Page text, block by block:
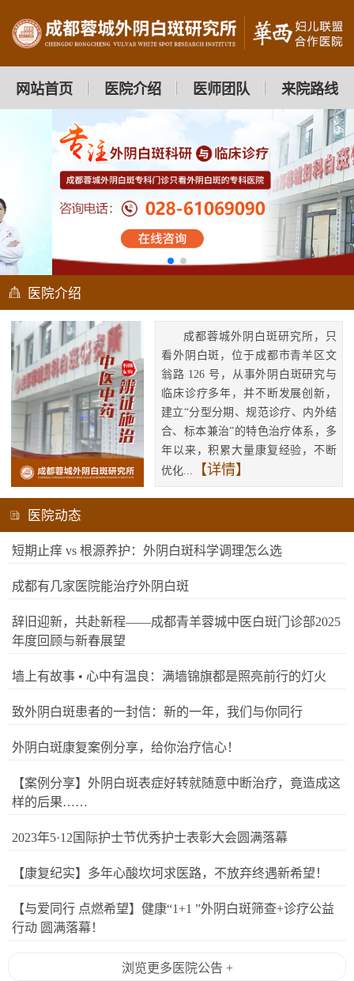
网站首页 医院介绍 医师团队 来院路线
医院介绍
成都蓉城外阴白斑研究所，只
看外阴白斑，位于成都市青羊区文
翁路 126 号，从事外阴白斑研究与
临床诊疗多年，并不断发展创新，
建立“分型分期、规范诊疗、内外结
合、标本兼治”的特色治疗体系，多
年以来，积累大量康复经验，不断
优化...
【详情】
医院动态
短期止痒 vs 根源养护：外阴白斑科学调理怎么选
成都有几家医院能治疗外阴白斑
辞旧迎新，共赴新程——成都青羊蓉城中医白斑门诊部2025
年度回顾与新春展望
墙上有故事 • 心中有温良：满墙锦旗都是照亮前行的灯火
致外阴白斑患者的一封信：新的一年，我们与你同行
外阴白斑康复案例分享，给你治疗信心！
【案例分享】外阴白斑表症好转就随意中断治疗，竟造成这
样的后果……
2023年5·12国际护士节优秀护士表彰大会圆满落幕
【康复纪实】多年心酸坎坷求医路，不放弃终遇新希望！
【与爱同行 点燃希望】健康“1+1 ”外阴白斑筛查+诊疗公益
行动 圆满落幕！
浏览更多医院公告 +